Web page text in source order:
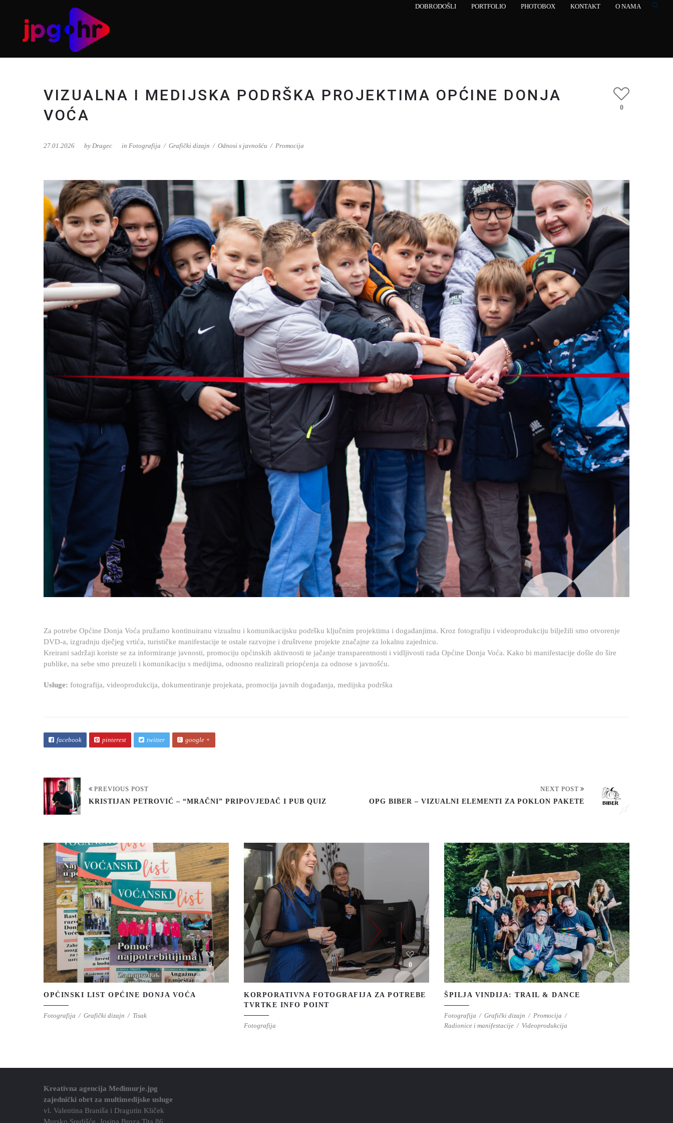
DOBRODOŠLI PORTFOLIO PHOTOBOX KONTAKT O NAMA
VIZUALNA I MEDIJSKA PODRŠKA PROJEKTIMA OPĆINE DONJA
VOĆA
27.01.2026 by Dragec in Fotografija Grafički dizajn Odnosi s javnošću Promocija
0
Za potrebe Općine Donja Voća pružamo kontinuiranu vizualnu i komunikacijsku podršku ključnim projektima i događanjima. Kroz fotografiju i videoprodukciju bilježili smo otvorenje
DVD-a, izgradnju dječjeg vrtića, turističke manifestacije te ostale razvojne i društvene projekte značajne za lokalnu zajednicu.
Kreirani sadržaji koriste se za informiranje javnosti, promociju općinskih aktivnosti te jačanje transparentnosti i vidljivosti rada Općine Donja Voća. Kako bi manifestacije došle do šire
publike, na sebe smo preuzeli i komunikaciju s medijima, odnosno realizirali priopćenja za odnose s javnošću.
Usluge: fotografija, videoprodukcija, dokumentiranje projekata, promocija javnih događanja, medijska podrška
facebook pinterest twitter google +
PREVIOUS POST
KRISTIJAN PETROVIĆ – “MRAČNI” PRIPOVJEDAČ I PUB QUIZ
NEXT POST
OPG BIBER – VIZUALNI ELEMENTI ZA POKLON PAKETE
0
OPĆINSKI LIST OPĆINE DONJA VOĆA
Fotografija Grafički dizajn Tisak
0
KORPORATIVNA FOTOGRAFIJA ZA POTREBE
TVRTKE INFO POINT
Fotografija
0
ŠPILJA VINDIJA: TRAIL & DANCE
Fotografija Grafički dizajn
Promocija
Radionice i manifestacije
Videoprodukcija
Kreativna agencija Međimurje.jpg
zajednički obrt za multimedijske usluge
vl. Valentina Braniša i Dragutin Kliček
Usluga